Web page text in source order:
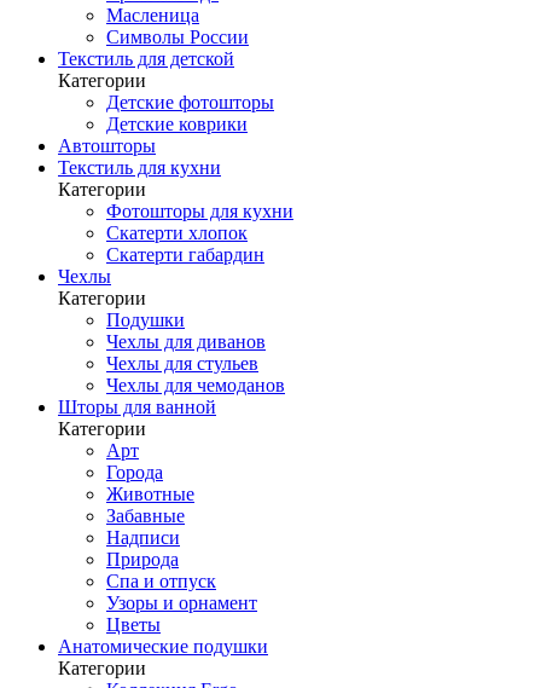
Масленица
Символы России
Текстиль для детской
Категории
Детские фотошторы
Детские коврики
Автошторы
Текстиль для кухни
Категории
Фотошторы для кухни
Скатерти хлопок
Скатерти габардин
Чехлы
Категории
Подушки
Чехлы для диванов
Чехлы для стульев
Чехлы для чемоданов
Шторы для ванной
Категории
Арт
Города
Животные
Забавные
Надписи
Природа
Спа и отпуск
Узоры и орнамент
Цветы
Анатомические подушки
Категории